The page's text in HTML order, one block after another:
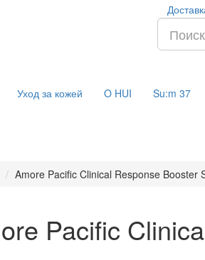
Уход за кожей O HUI Su:m 37
Amore Pacific Clinical Response Booster
Pacific